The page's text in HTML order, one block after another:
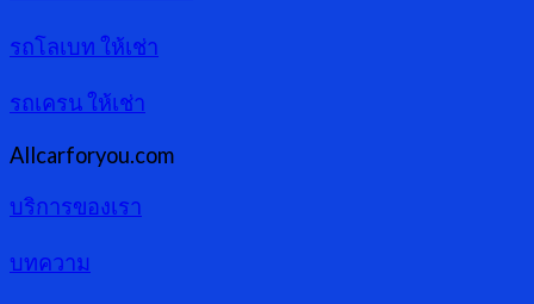
รถโลเบท ให้เช่า
รถเครน ให้เช่า
Allcarforyou.com
บริการของเรา
บทความ